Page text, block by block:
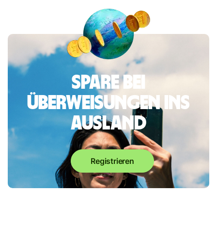
Spare bei
Überweisungen ins
Ausland
Registrieren